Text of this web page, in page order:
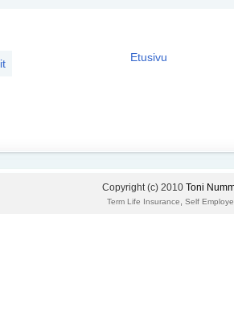
Etusivu
Copyright (c) 2010 Toni
Term Life Insurance Self